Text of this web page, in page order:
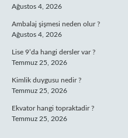
Ağustos 4, 2026
Ambalaj şişmesi neden olur ?
Ağustos 4, 2026
Lise 9’da hangi dersler var ?
Temmuz 25, 2026
Kimlik duygusu nedir ?
Temmuz 25, 2026
Ekvator hangi topraktadir ?
Temmuz 25, 2026